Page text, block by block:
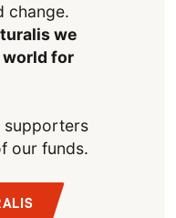
change.
we
for
our funds.